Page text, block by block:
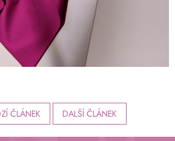
ČLÁNEK DALŠÍ ČLÁNEK